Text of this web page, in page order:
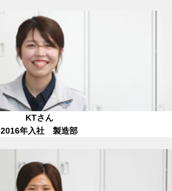
KTさん
2016年入社 製造部